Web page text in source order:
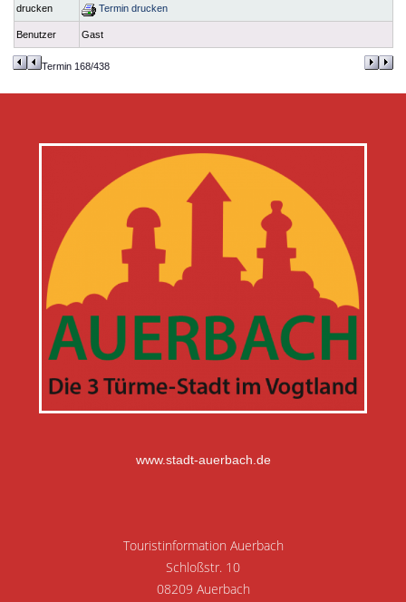
drucken Termin drucken
Benutzer Gast
Termin 168/438
www.stadt-auerbach.de
Touristinformation Auerbach
Schloßstr. 10
08209 Auerbach